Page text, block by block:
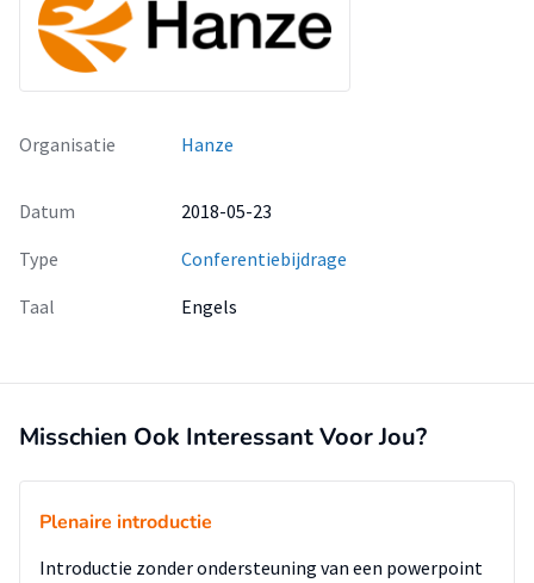
Organisatie Hanze
Datum
2018-05-23
Type
Conferentiebijdrage
Taal
Engels
Misschien Ook Interessant Voor Jou?
Plenaire introductie
Introductie zonder ondersteuning van een powerpoint